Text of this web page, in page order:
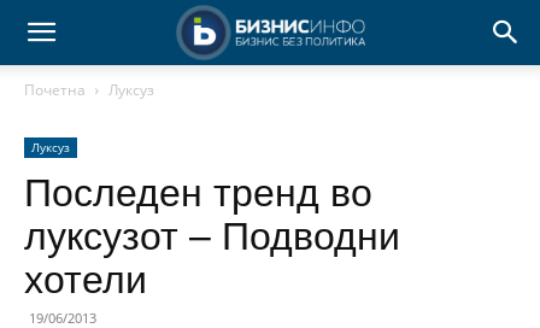
Почетна Луксуз
Луксуз
Последен тренд во
луксузот – Подводни
хотели
19/06/2013